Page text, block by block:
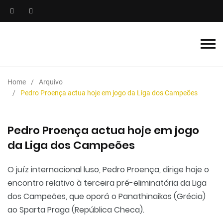
Home
Arquivo
Pedro Proença actua hoje em jogo da Liga dos Campeões
Pedro Proença actua hoje em jogo
da Liga dos Campeões
O juíz internacional luso, Pedro Proença, dirige hoje o
encontro relativo à terceira pré-eliminatória da Liga
dos Campeões, que oporá o Panathinaikos (Grécia)
ao Sparta Praga (República Checa).